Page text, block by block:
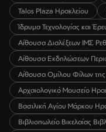
Talos Plaza Ηρακλείου
Ίδρυμα Τεχνολογίας και
Αίθουσα Διαλέξεων ΙΜΣ
Αίθουσα Εκδηλώσεων
Αίθουσα Ομίλου Φίλων της
Αρχαιολογικό Μουσείο
Βασιλική Αγίου Μάρκου
Βιβλιοπωλείο Βικελαίας